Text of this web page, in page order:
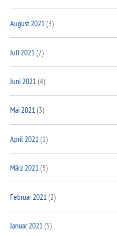
August 2021(3)
Juli 2021 (7)
Juni 2021(4)
Mai 2021(3)
April 2021 (1)
März 2021(5)
Februar 2021 (2)
Januar 2021 (5)